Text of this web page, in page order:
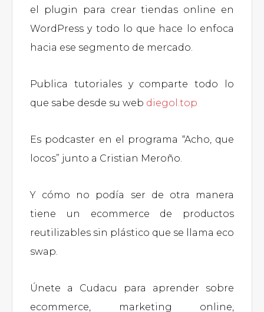
el plugin para crear tiendas online en
WordPress y todo lo que hace lo enfoca
hacia ese segmento de mercado.
Publica tutoriales y comparte todo lo
que sabe desde su web diegol.top
Es podcaster en el programa “Acho, que
locos” junto a Cristian Meroño.
Y cómo no podía ser de otra manera
tiene un ecommerce de productos
reutilizables sin plástico que se llama eco
swap.
Únete a Cudacu para aprender sobre
ecommerce, marketing online,